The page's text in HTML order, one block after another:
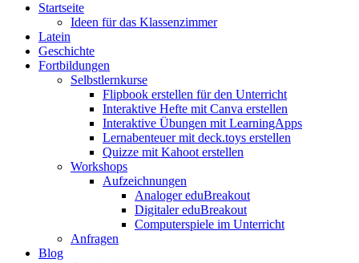
Startseite
Ideen für das Klassenzimmer
Latein
Geschichte
Fortbildungen
Selbstlernkurse
Flipbook erstellen für den Unterricht
Interaktive Hefte mit Canva erstellen
Interaktive Übungen mit LearningApps
Lernabenteuer mit deck.toys erstellen
Quizze mit Kahoot erstellen
Workshops
Aufzeichnungen
Analoger eduBreakout
Digitaler eduBreakout
Computerspiele im Unterricht
Anfragen
Blog